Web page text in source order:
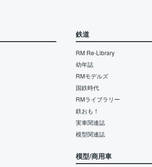
鉄道
RM Re-Library
幼年誌
RMモデルズ
国鉄時代
RMライブラリー
鉄おも！
実車関連誌
模型関連誌
模型/商用車